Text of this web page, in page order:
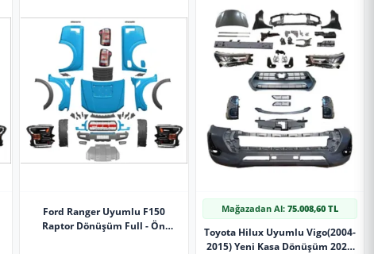
Ford Ranger Uyumlu F150
Raptor Dönüşüm Full - Ön
Mağazadan Al: 75.008,60 TL
Toyota Hilux Uyumlu Vigo(2004-
2015) Yeni Kasa Dönüşüm 2021